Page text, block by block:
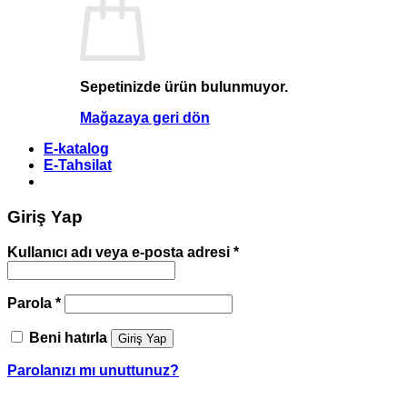
Sepetinizde ürün bulunmuyor.
Mağazaya geri dön
E-katalog
E-Tahsilat
Giriş Yap
Kullanıcı adı veya e-posta adresi *
Parola *
Beni hatırla Giriş Yap
Parolanızı mı unuttunuz?